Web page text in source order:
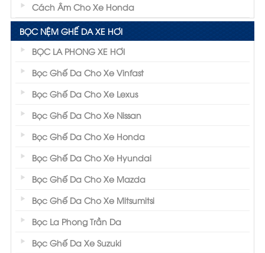
Cách Âm Cho Xe Honda
BỌC NỆM GHẾ DA XE HƠI
BỌC LA PHONG XE HƠI
Bọc Ghế Da Cho Xe Vinfast
Bọc Ghế Da Cho Xe Lexus
Bọc Ghế Da Cho Xe Nissan
Bọc Ghế Da Cho Xe Honda
Bọc Ghế Da Cho Xe Hyundai
Bọc Ghế Da Cho Xe Mazda
Bọc Ghế Da Cho Xe Mitsumitsi
Bọc La Phong Trần Da
Bọc Ghế Da Xe Suzuki